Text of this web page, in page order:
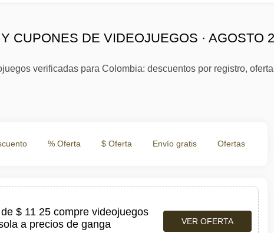
CUPONES DE VIDEOJUEGOS · AGOSTO
verificadas para Colombia: descuentos por registro,
% Oferta $ Oferta Envío gratis Ofertas
$ 11 25 compre videojuegos
a precios de ganga
VER OFERTA